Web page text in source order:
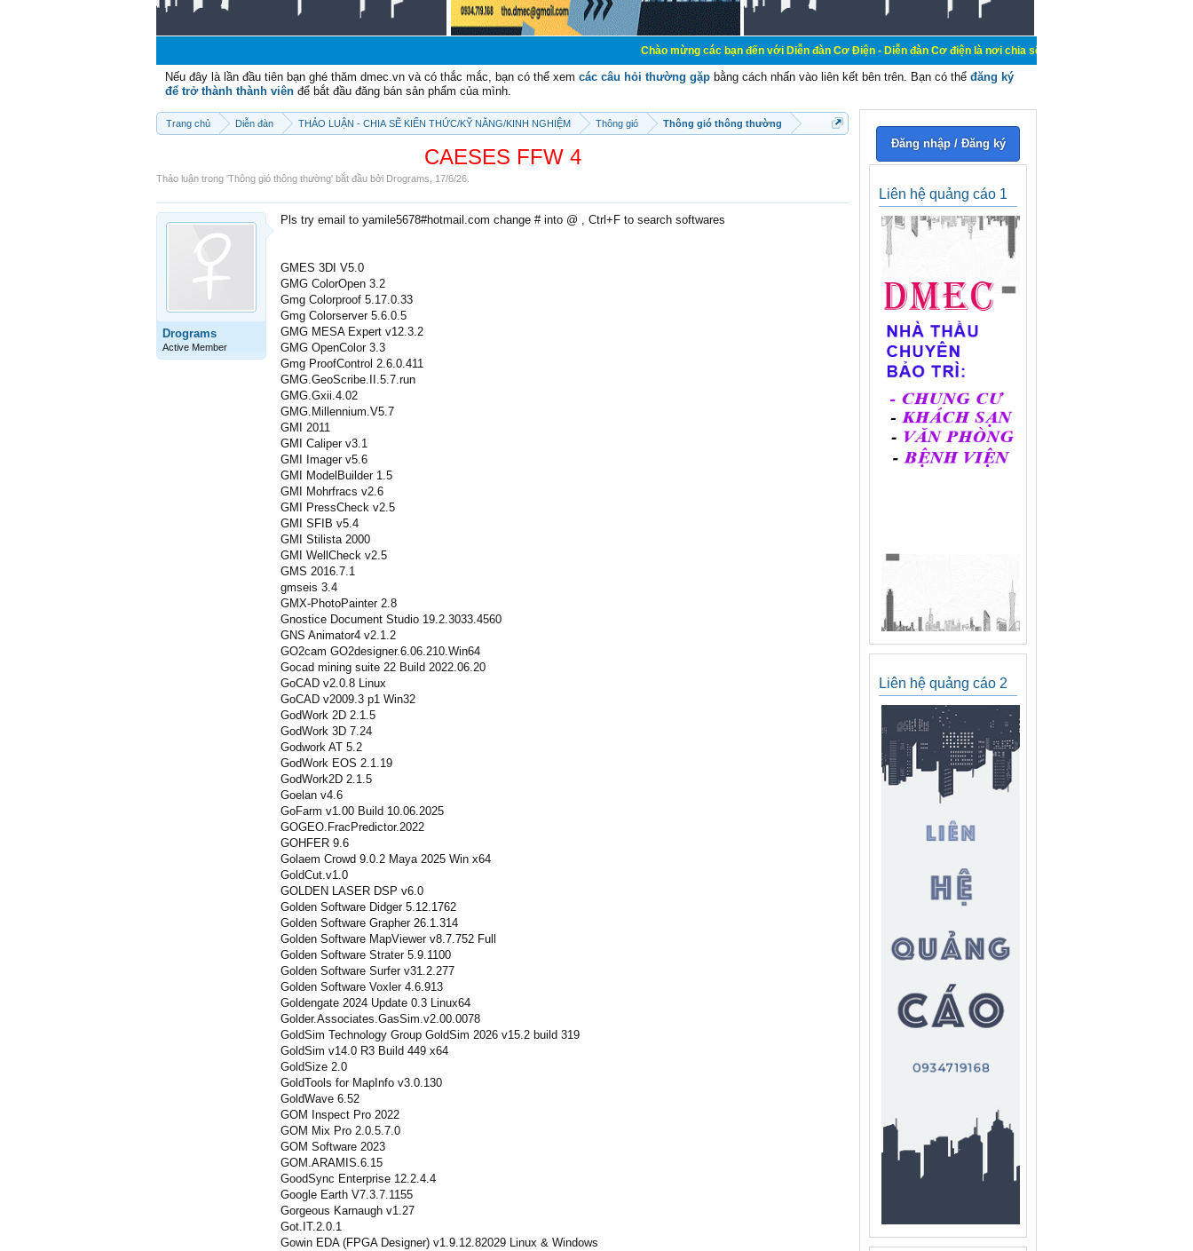
Chào mừng các bạn đến với Diễn đàn Cơ Điện - Diễn đàn Cơ điện là nơi chia sẽ kiến thức kinh nghiệm trong lãnh vực
Nếu đây là lần đầu tiên bạn ghé thăm dmec.vn và có thắc mắc, bạn có thể xem các câu hỏi thường gặp bằng cách nhấn vào liên kết bên trên. Bạn có thể đăng ký
để trở thành thành viên để bắt đầu đăng bán sản phẩm của mình.
Trang chủ Diễn đàn THẢO LUẬN - CHIA SẼ KIẾN THỨC/KỸ NĂNG/KINH NGHIỆM Thông gió Thông gió thông thường
CAESES FFW 4
Thảo luận trong 'Thông gió thông thường' bắt đầu bởi Drograms 17/6/26
Drograms
Active Member
Pls try email to yamile5678#hotmail.com change # into @ , Ctrl+F to search softwares
GMES 3DI V5.0
GMG ColorOpen 3.2
Gmg Colorproof 5.17.0.33
Gmg Colorserver 5.6.0.5
GMG MESA Expert v12.3.2
GMG OpenColor 3.3
Gmg ProofControl 2.6.0.411
GMG.GeoScribe.II.5.7.run
GMG.Gxii.4.02
GMG.Millennium.V5.7
GMI 2011
GMI Caliper v3.1
GMI Imager v5.6
GMI ModelBuilder 1.5
GMI Mohrfracs v2.6
GMI PressCheck v2.5
GMI SFIB v5.4
GMI Stilista 2000
GMI WellCheck v2.5
GMS 2016.7.1
gmseis 3.4
GMX-PhotoPainter 2.8
Gnostice Document Studio 19.2.3033.4560
GNS Animator4 v2.1.2
GO2cam GO2designer.6.06.210.Win64
Gocad mining suite 22 Build 2022.06.20
GoCAD v2.0.8 Linux
GoCAD v2009.3 p1 Win32
GodWork 2D 2.1.5
GodWork 3D 7.24
Godwork AT 5.2
GodWork EOS 2.1.19
GodWork2D 2.1.5
Goelan v4.6
GoFarm v1.00 Build 10.06.2025
GOGEO.FracPredictor.2022
GOHFER 9.6
Golaem Crowd 9.0.2 Maya 2025 Win x64
GoldCut.v1.0
GOLDEN LASER DSP v6.0
Golden Software Didger 5.12.1762
Golden Software Grapher 26.1.314
Golden Software MapViewer v8.7.752 Full
Golden Software Strater 5.9.1100
Golden Software Surfer v31.2.277
Golden Software Voxler 4.6.913
Goldengate 2024 Update 0.3 Linux64
Golder.Associates.GasSim.v2.00.0078
GoldSim Technology Group GoldSim 2026 v15.2 build 319
GoldSim v14.0 R3 Build 449 x64
GoldSize 2.0
GoldTools for MapInfo v3.0.130
GoldWave 6.52
GOM Inspect Pro 2022
GOM Mix Pro 2.0.5.7.0
GOM Software 2023
GOM.ARAMIS.6.15
GoodSync Enterprise 12.2.4.4
Google Earth V7.3.7.1155
Gorgeous Karnaugh v1.27
Got.IT.2.0.1
Gowin EDA (FPGA Designer) v1.9.12.82029 Linux & Windows
Đăng nhập / Đăng ký
Liên hệ quảng cáo 1
Liên hệ quảng cáo 2